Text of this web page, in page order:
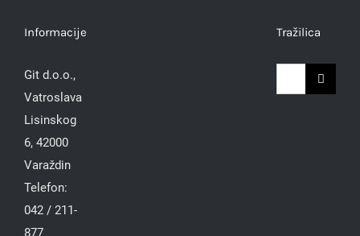
Informacije
Git d.o.o.,
Vatroslava
Lisinskog
6, 42000
Varaždin
Telefon:
042 / 211-
877
Tražilica